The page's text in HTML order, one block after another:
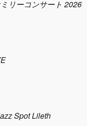
リーコンサート 2026
Spot Lileth